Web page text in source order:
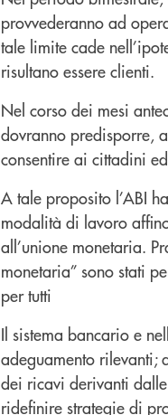
provvederanno ad
tale limite cade
risultano essere clienti.
Nel corso dei mesi
dovranno predisporre,
consentire ai cittadini
A tale proposito l’ABI
modalità di lavoro
all’unione monetaria.
monetaria” sono stati
per tutti
Il sistema bancario e
adeguamento rilevanti;
dei ricavi derivanti
ridefinire strategie di